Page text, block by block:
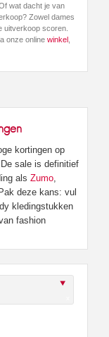
wat dacht je van
Zowel dames
uitverkoop scoren.
onze online winkel
kortingen op
. De sale is definitief
als Zumo
Pak deze kans: vul
kledingstukken
fashion